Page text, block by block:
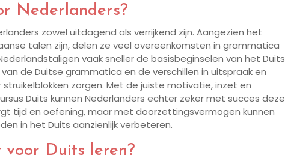
Nederlanders?
zowel uitdagend als verrijkend zijn. Aangezien het
talen zijn, delen ze veel overeenkomsten in grammatica
vaak sneller de basisbeginselen van het Duits
de Duitse grammatica en de verschillen in uitspraak en
zorgen. Met de juiste motivatie, inzet en
Duits kunnen Nederlanders echter zeker met succes deze
tijd en oefening, maar met doorzettingsvermogen kunnen
in het Duits aanzienlijk verbeteren.
Duits leren?